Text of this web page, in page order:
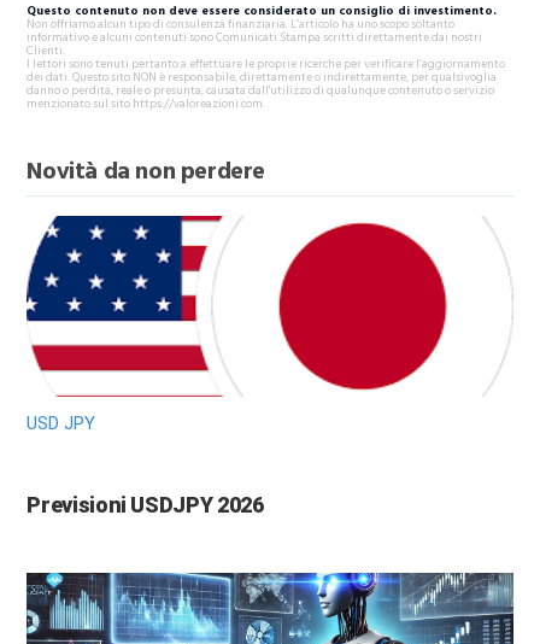
Questo contenuto non deve essere considerato un consiglio di investimento.
Non offriamo alcun tipo di consulenza finanziaria. L’articolo ha uno scopo soltanto
informativo e alcuni contenuti sono Comunicati Stampa scritti direttamente dai nostri
Clienti.
I lettori sono tenuti pertanto a effettuare le proprie ricerche per verificare l’aggiornamento
dei dati. Questo sito NON è responsabile, direttamente o indirettamente, per qualsivoglia
danno o perdita, reale o presunta, causata dall'utilizzo di qualunque contenuto o servizio
menzionato sul sito https://valoreazioni.com.
Novità da non perdere
USD JPY
Previsioni USDJPY 2026